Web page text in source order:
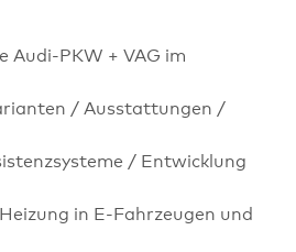
Audi-PKW + VAG im
/ Ausstattungen /
/ Entwicklung
in E-Fahrzeugen und